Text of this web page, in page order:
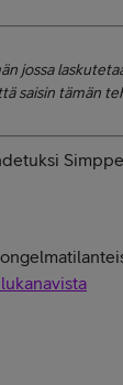
jossa
saisin tämän